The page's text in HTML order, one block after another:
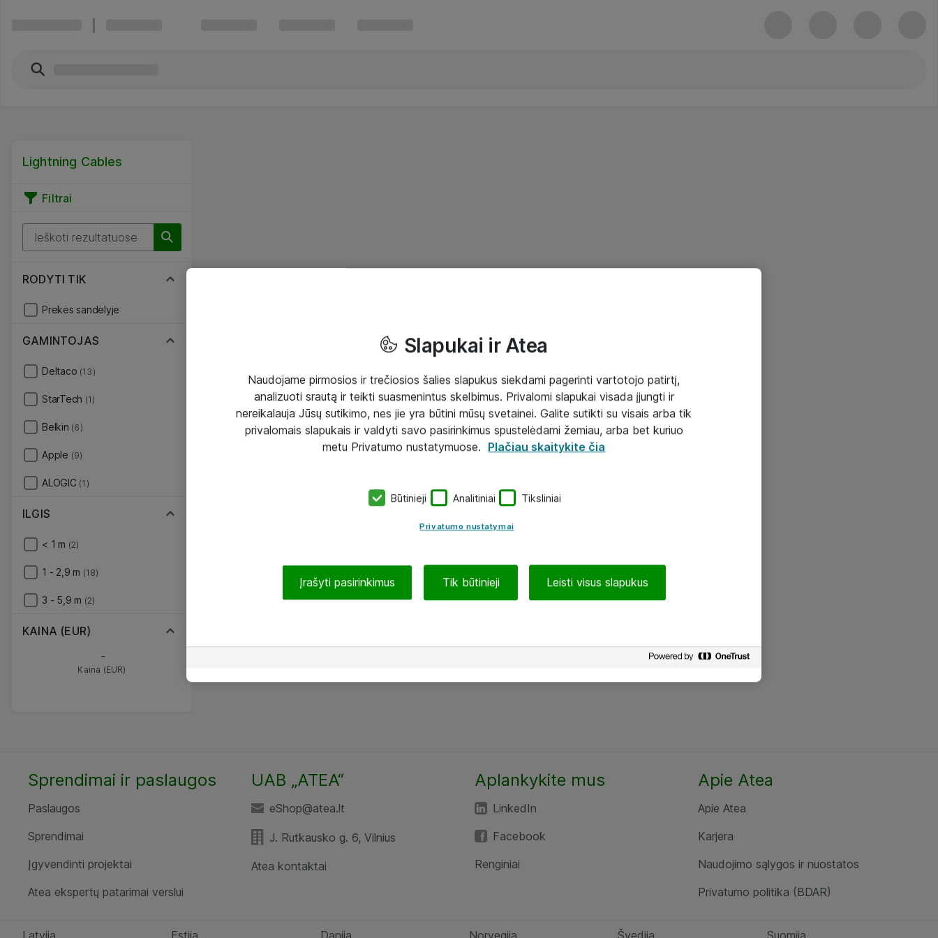
Lightning Cables
Filtrai
RODYTI TIK
Prekės sandėlyje
GAMINTOJAS
Deltaco (13)
StarTech (1)
Belkin (6)
Apple (9)
ALOGIC (1)
ILGIS
< 1 m (2)
1 - 2,9 m (18)
3 - 5,9 m (2)
KAINA (EUR)
-
Kaina (EUR)
Sprendimai ir paslaugos
Paslaugos
Sprendimai
Įgyvendinti projektai
Atea ekspertų patarimai verslui
UAB „ATEA“
eShop@atea.lt
J. Rutkausko g. 6, Vilnius
Atea kontaktai
Aplankykite mus
LinkedIn
Facebook
Renginiai
Apie Atea
Apie Atea
Karjera
Naudojimo sąlygos ir nuostatos
Privatumo politika (BDAR)
Latvija Estija Danija Norvegija Švedija Suomija
Slapukai ir Atea
Naudojame pirmosios ir trečiosios šalies slapukus siekdami pagerinti vartotojo patirtį,
analizuoti srautą ir teikti suasmenintus skelbimus. Privalomi slapukai visada įjungti ir
nereikalauja Jūsų sutikimo, nes jie yra būtini mūsų svetainei. Galite sutikti su visais arba tik
privalomais slapukais ir valdyti savo pasirinkimus spustelėdami žemiau, arba bet kuriuo
metu Privatumo nustatymuose. Plačiau skaitykite čia
Būtinieji Analitiniai Tiksliniai
Privatumo nustatymai
Įrašyti pasirinkimus Tik būtinieji Leisti visus slapukus